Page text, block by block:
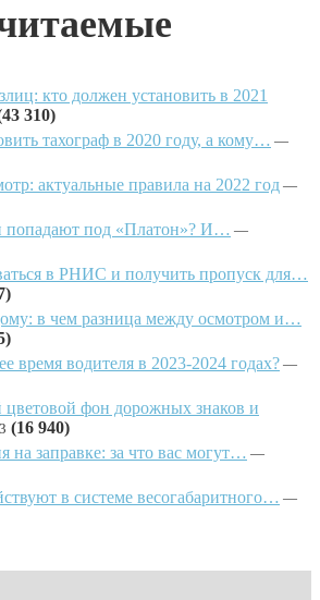
кто должен установить в 2021
310)
тахограф в 2020 году, а кому…
актуальные правила на 2022 год
попадают под «Платон»? И…
в РНИС и получить пропуск для…
в чем разница между осмотром и…
время водителя в 2023-2024 годах?
цветовой фон дорожных знаков и
(16 940)
на заправке: за что вас могут…
в системе весогабаритного…